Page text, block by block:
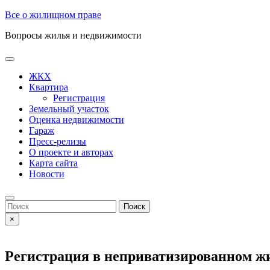
Skip
content
Все о жилищном праве
Вопросы жилья и недвижимости
Open
ButtonЖКХ
Квартира
Регистрация
Земельный участок
Оценка недвижимости
Гараж
Пресс-релизы
О проекте и авторах
Карта сайта
Новости
Close
Button
Search
for:
×
Регистрация в неприватизированном